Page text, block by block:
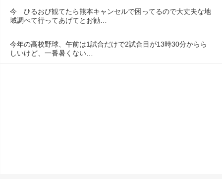
今　ひるおび観てたら熊本キャンセルで困ってるので大丈夫な地
域調べて行ってあげてとお勧…
今年の高校野球、午前は1試合だけで2試合目が13時30分からら
しいけど、一番暑くない…